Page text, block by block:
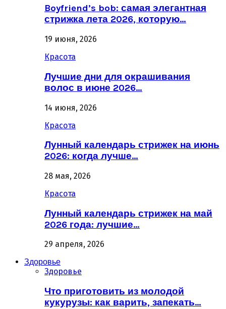
Boyfriend’s bob: самая элегантная
стрижка лета 2026, которую…
19 июня, 2026
Красота
Лучшие дни для окрашивания
волос в июне 2026…
14 июня, 2026
Красота
Лунный календарь стрижек на июнь
2026: когда лучше…
28 мая, 2026
Красота
Лунный календарь стрижек на май
2026 года: лучшие…
29 апреля, 2026
Здоровье
Здоровье
Что приготовить из молодой
кукурузы: как варить, запекать…